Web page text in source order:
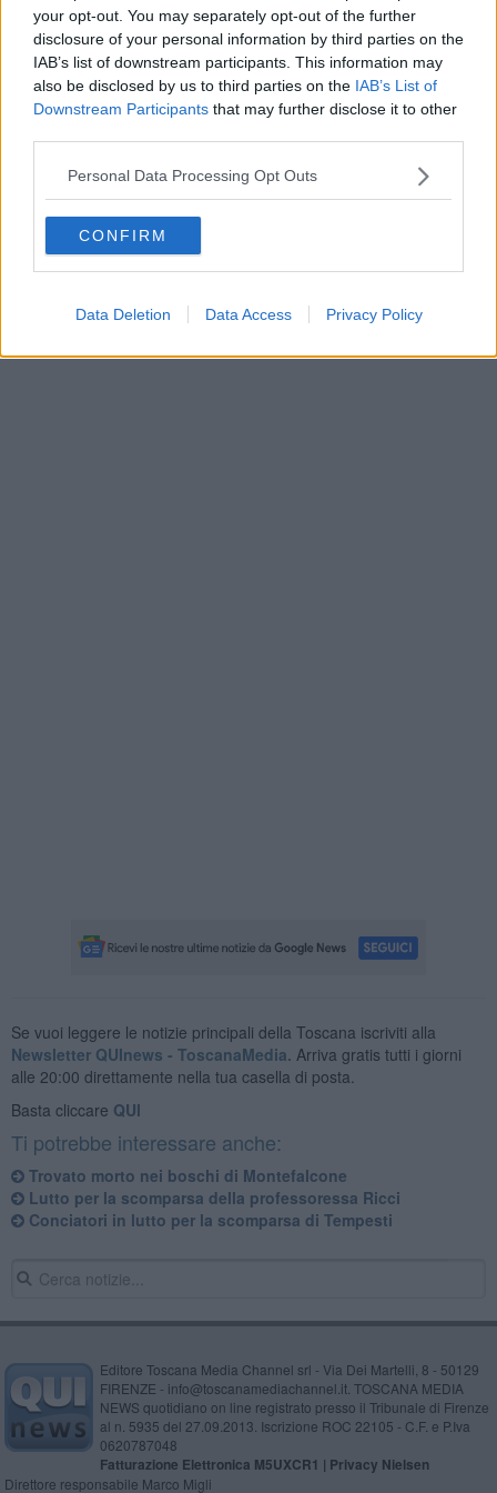
your opt-out. You may separately opt-out of the further
disclosure of your personal information by third parties on the
IAB’s list of downstream participants. This information may
also be disclosed by us to third parties on the IAB’s List of
Downstream Participants that may further disclose it to other
Personal Data Processing Opt Outs
CONFIRM
Data Deletion Data Access Privacy Policy
Oggi pomeriggio alle 15.30si svolgeranno funerali.
"La comunità ha perso un grande amico- concludono dal
comitato del Carnevale -, una persona sempre pronta a mettersi a
disposizione e a dare il proprio contributo per gli eventi. Siamo
dispiaciuti, Stefano è stato uno di noi che abbiamo perso troppo
Se vuoi leggere le notizie principali della Toscana iscriviti alla
Newsletter QUInews - ToscanaMedia. Arriva gratis tutti i giorni
alle 20:00 direttamente nella tua casella di posta.
Basta cliccare QUI
Ti potrebbe interessare anche:
Trovato morto nei boschi di Montefalcone
Lutto per la scomparsa della professoressa Ricci
Conciatori in lutto per la scomparsa di Tempesti
Editore Toscana Media Channel srl - Via Dei Martelli, 8 - 50129
FIRENZE - info@toscanamediachannel.it. TOSCANA MEDIA
NEWS quotidiano on line registrato presso il Tribunale di Firenze
al n. 5935 del 27.09.2013. Iscrizione ROC 22105 - C.F. e P.Iva
0620787048
Fatturazione Elettronica M5UXCR1 | Privacy Nielsen
Direttore responsabile Marco Migli